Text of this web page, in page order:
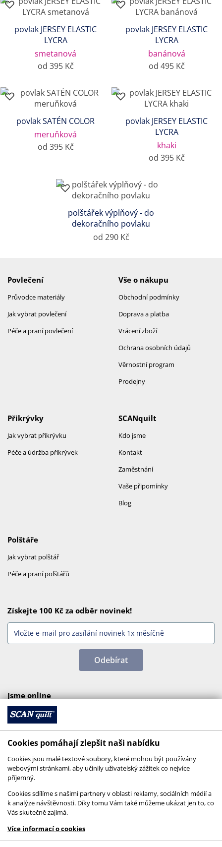
povlak JERSEY ELASTIC
LYCRA
smetanová
od 395 Kč
povlak JERSEY ELASTIC
LYCRA
banánová
od 495 Kč
povlak SATÉN COLOR
meruňková
od 395 Kč
povlak JERSEY ELASTIC
LYCRA
khaki
od 395 Kč
polštářek výplňový - do
dekoračního povlaku
od 290 Kč
Povlečení
Průvodce materiály
Jak vybrat povlečení
Péče a praní povlečení
Vše o nákupu
Obchodní podmínky
Doprava a platba
Vrácení zboží
Ochrana osobních údajů
Věrnostní program
Prodejny
SCANquilt
Kdo jsme
Kontakt
Zaměstnání
Vaše připomínky
Blog
Přikrývky
Jak vybrat přikrývku
Péče a údržba přikrývek
Polštáře
Jak vybrat polštář
Péče a praní polštářů
Získejte 100 Kč za odběr novinek!
Odebírat
Jsme online
© 2026 SCANquilt - všechna práva vyhrazena
This site is protected by reCAPTCHA and the
GooglePrivacy PolicyandTerms of Serviceapply.
Cookies pomáhají zlepšit naši nabídku
Cookies jsou malé textové soubory, které mohou být používány
webovými stránkami, aby učinily uživatelský zážitek co nejvíce
příjemný.
Cookies sdílíme s našimi partnery v oblasti reklamy, sociálních médií a
k analýze návštěvnosti. Díky tomu Vám také můžeme ukázat jen to, co
Vás skutečně zajímá.
Více informací o cookies